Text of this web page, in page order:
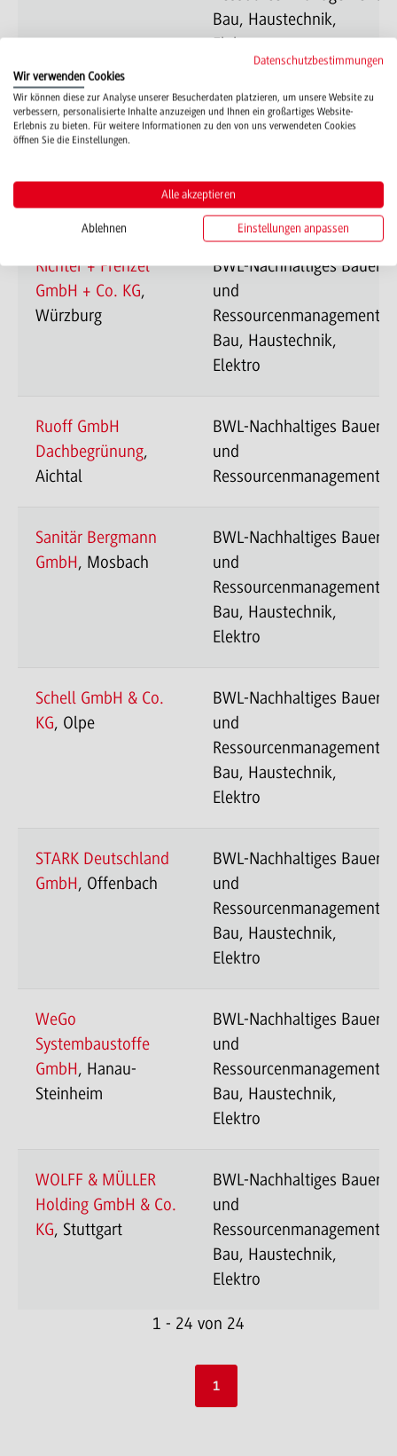
Bau, Haustechnik,
Elektro
REISSER AG,
Böblingen
BWL-Nachhaltiges Bauen
und
Bau, Haustechnik,
Elektro
Richter + Frenzel
GmbH + Co. KG,
Würzburg
BWL-Nachhaltiges Bauen
und
Ressourcenmanagement-
Bau, Haustechnik,
Elektro
Ruoff GmbH
Dachbegrünung,
Aichtal
BWL-Nachhaltiges Bauen
und
Ressourcenmanagement
Sanitär Bergmann
GmbH, Mosbach
BWL-Nachhaltiges Bauen
und
Ressourcenmanagement-
Bau, Haustechnik,
Elektro
Schell GmbH & Co.
KG, Olpe
BWL-Nachhaltiges Bauen
und
Ressourcenmanagement-
Bau, Haustechnik,
Elektro
STARK Deutschland
GmbH, Offenbach
BWL-Nachhaltiges Bauen
und
Ressourcenmanagement-
Bau, Haustechnik,
Elektro
WeGo
Systembaustoffe
GmbH, Hanau-
Steinheim
BWL-Nachhaltiges Bauen
und
Ressourcenmanagement-
Bau, Haustechnik,
Elektro
WOLFF & MÜLLER
Holding GmbH & Co.
KG, Stuttgart
BWL-Nachhaltiges Bauen
und
Ressourcenmanagement-
Bau, Haustechnik,
Elektro
1 - 24 von 24
1
Datenschutzbestimmungen
Wir verwenden Cookies
Wir können diese zur Analyse unserer Besucherdaten platzieren, um unsere Website zu
verbessern, personalisierte Inhalte anzuzeigen und Ihnen ein großartiges Website-
Erlebnis zu bieten. Für weitere Informationen zu den von uns verwendeten Cookies
öffnen Sie die Einstellungen.
Alle akzeptieren
Ablehnen Einstellungen anpassen